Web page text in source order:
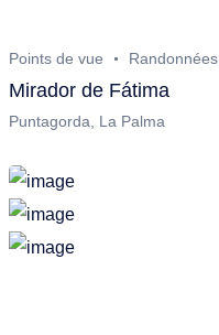
Points de vue Randonnées
Mirador de Fátima
Puntagorda, La Palma